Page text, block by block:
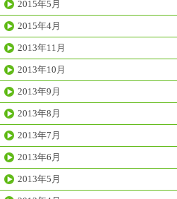
2015年5月
2015年4月
2013年11月
2013年10月
2013年9月
2013年8月
2013年7月
2013年6月
2013年5月